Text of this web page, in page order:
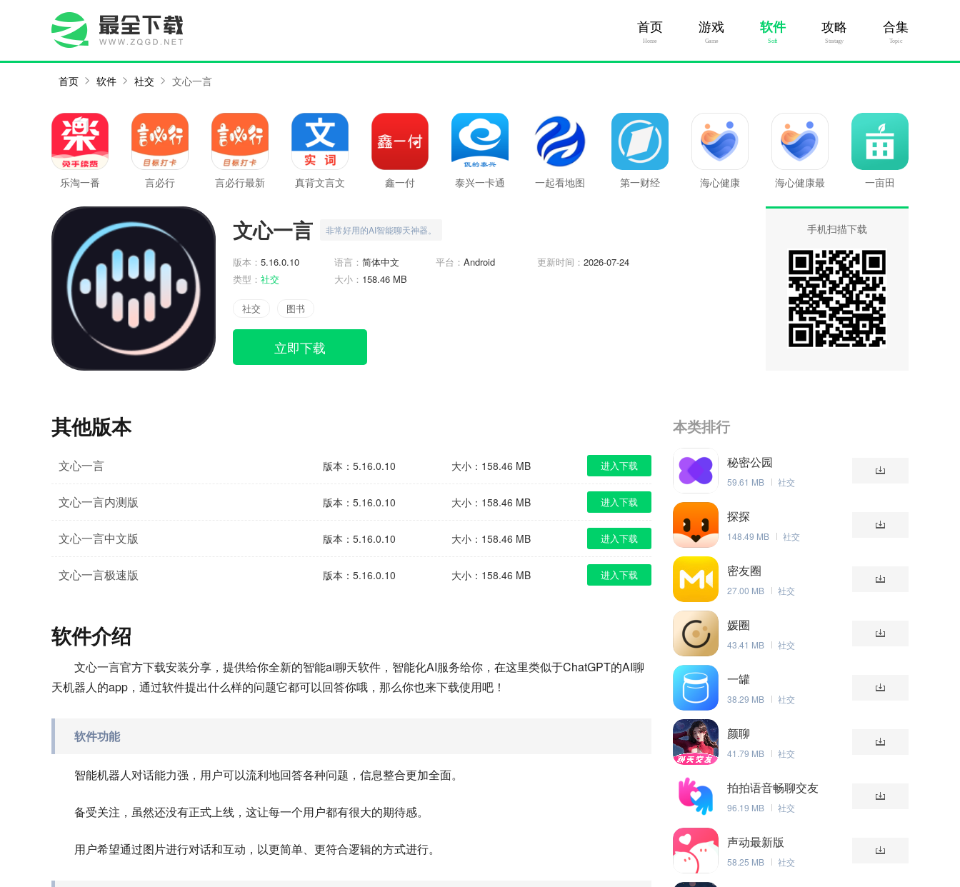
首页
Home
游戏
Game
软件
Soft
攻略
Stratagy
合集
Topic
首页 软件 社交 文心一言
乐淘一番 言必行
言必行最新
真背文言文
鑫一付 泰兴一卡通 一起看地图 第一财经 海心健康
海心健康最
一亩田
手机扫描下载
文心一言 非常好用的AI智能聊天神器。
版本： 5.16.0.10 语言： 简体中文 平台： Android 更新时间： 2026-07-24
类型： 社交 大小： 158.46 MB
社交 图书
立即下载
其他版本
文心一言 版本：5.16.0.10 大小：158.46 MB 进入下载
文心一言内测版 版本：5.16.0.10 大小：158.46 MB 进入下载
文心一言中文版 版本：5.16.0.10 大小：158.46 MB 进入下载
文心一言极速版 版本：5.16.0.10 大小：158.46 MB 进入下载
软件介绍
文心一言官方下载安装分享，提供给你全新的智能ai聊天软件，智能化AI服务给你，在这里类似于ChatGPT的AI聊
天机器人的app，通过软件提出什么样的问题它都可以回答你哦，那么你也来下载使用吧！
软件功能
智能机器人对话能力强，用户可以流利地回答各种问题，信息整合更加全面。
备受关注，虽然还没有正式上线，这让每一个用户都有很大的期待感。
用户希望通过图片进行对话和互动，以更简单、更符合逻辑的方式进行。
本类排行
秘密公园
59.61 MB 社交
探探
148.49 MB 社交
密友圈
27.00 MB 社交
媛圈
43.41 MB 社交
一罐
38.29 MB 社交
颜聊
41.79 MB 社交
拍拍语音畅聊交友
96.19 MB 社交
声动最新版
58.25 MB 社交